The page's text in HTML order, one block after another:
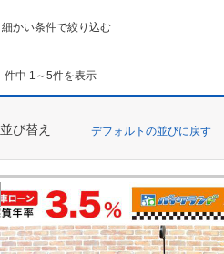
細かい条件で絞り込む
件中 1～5件を表示
並び替え デフォルトの並びに戻す